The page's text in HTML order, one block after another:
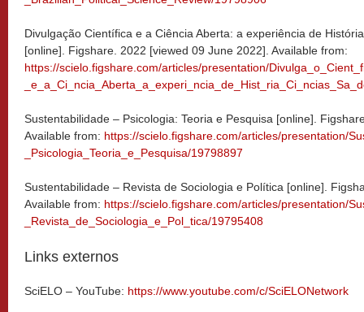
Divulgação Científica e a Ciência Aberta: a experiência de
[online]. Figshare. 2022 [viewed 09 June 2022]. Available from:
https://scielo.figshare.com/articles/presentation/
Sustentabilidade – Psicologia: Teoria e Pesquisa [online].
Available from: https://scielo.figshare.com/articles/presentation/
_Psicologia_Teoria_e_Pesquisa/19798897
Sustentabilidade – Revista de Sociologia e Política [online].
Available from: https://scielo.figshare.com/articles/presentation/
_Revista_de_Sociologia_e_Pol_tica/19795408
Links externos
SciELO – YouTube: https://www.youtube.com/c/SciELONetwork